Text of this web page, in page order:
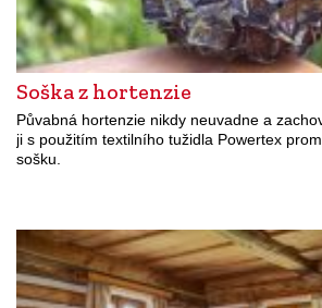
Soška z hortenzie
Půvabná hortenzie nikdy neuvadne a
ji s použitím textilního tužidla Powertex
sošku.